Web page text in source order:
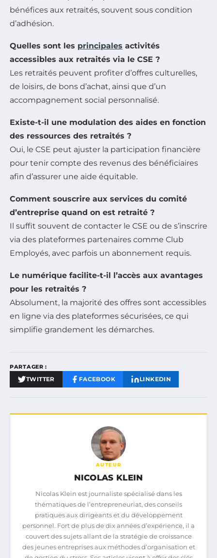
bénéfices aux retraités, souvent sous condition
d’adhésion.
Quelles sont les principales activités
accessibles aux retraités via le CSE ?
Les retraités peuvent profiter d’offres culturelles,
de loisirs, de bons d’achat, ainsi que d’un
accompagnement social personnalisé.
Existe-t-il une modulation des aides en fonction
des ressources des retraités ?
Oui, le CSE peut ajuster la participation financière
pour tenir compte des revenus des bénéficiaires
afin d’assurer une aide équitable.
Comment souscrire aux services du comité
d’entreprise quand on est retraité ?
Il suffit souvent de contacter le CSE ou de s’inscrire
via des plateformes partenaires comme Club
Employés, avec parfois un abonnement requis.
Le numérique facilite-t-il l’accès aux avantages
pour les retraités ?
Absolument, la majorité des offres sont accessibles
en ligne via des plateformes sécurisées, ce qui
simplifie grandement les démarches.
PARTAGER :
TWITTER FACEBOOK LINKEDIN
AUTEUR
NICOLAS KLEIN
Nicolas Klein est journaliste spécialisé dans les
thématiques de l’entrepreneuriat, des conseils
pratiques aux dirigeants et du développement
personnel. Fort de plus de dix années d’expérience, il a
couvert des sujets allant de la stratégie de croissance
des jeunes entreprises aux méthodes d’organisation et